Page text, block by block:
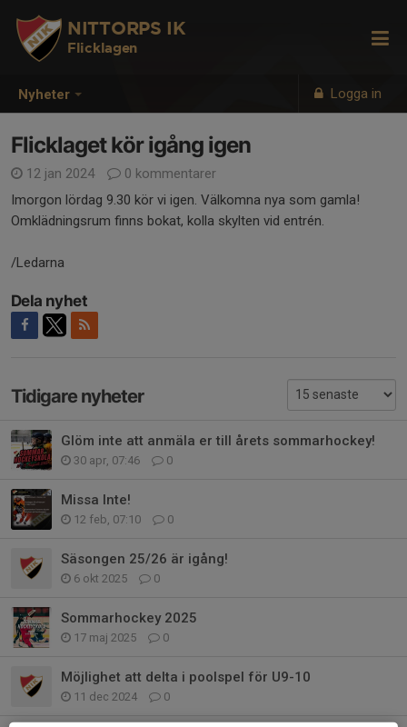
Nyheter Logga in
NITTORPS IK
Flicklagen
Flicklaget kör igång igen
12 jan 2024
0 kommentarer
Imorgon lördag 9.30 kör vi igen. Välkomna nya som gamla!
Omklädningsrum finns bokat, kolla skylten vid entrén.
/Ledarna
Dela nyhet
Tidigare nyheter
Glöm inte att anmäla er till årets sommarhockey!
30 apr, 07:46 0
Missa Inte!
12 feb, 07:10 0
Säsongen 25/26 är igång!
6 okt 2025 0
Sommarhockey 2025
17 maj 2025 0
Möjlighet att delta i poolspel för U9-10
11 dec 2024 0